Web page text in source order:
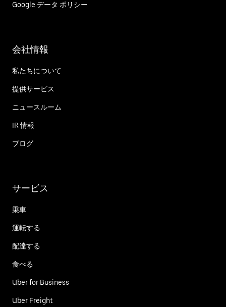
Google データ ポリシー
会社情報
私たちについて
提供サービス
ニュースルーム
IR 情報
ブログ
サービス
乗車
運転する
配達する
食べる
Uber for Business
Uber Freight